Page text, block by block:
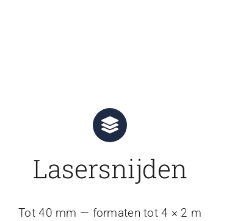
Lasersnijden
Tot 40 mm — formaten tot 4 × 2 m